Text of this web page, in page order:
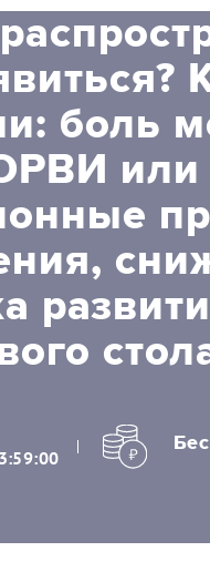
боль
или